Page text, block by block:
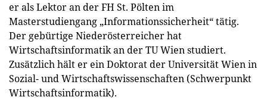
er als Lektor an der FH St. Pölten im
Masterstudiengang „Informationssicherheit“ tätig.
Der gebürtige Niederösterreicher hat
Wirtschaftsinformatik an der TU Wien studiert.
Zusätzlich hält er ein Doktorat der Universität Wien in
Sozial- und Wirtschaftswissenschaften (Schwerpunkt
Wirtschaftsinformatik).